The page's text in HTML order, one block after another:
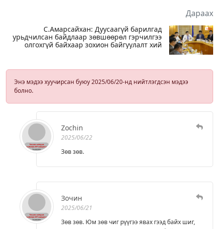
Дараах
С.Амарсайхан: Дуусаагүй барилгад
урьдчилсан байдлаар зөвшөөрөл гэрчилгээ
олгохгүй байхаар зохион байгуулалт хий
Энэ мэдээ хуучирсан буюу 2025/06/20-нд нийтлэгдсэн мэдээ
болно.
Zochin
2025/06/22
Зөв зөв.
Зочин
2025/06/21
Зөв зөв. Юм зөв чиг рүүгээ явах гээд байх шиг,